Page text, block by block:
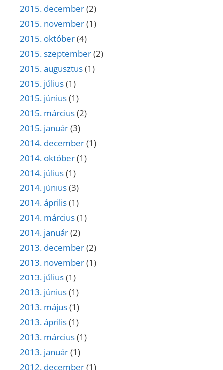
2015. december(2)
2015. november(1)
2015. október(4)
2015. szeptember(2)
2015. augusztus(1)
2015. július(1)
2015. június(1)
2015. március(2)
2015. január(3)
2014. december(1)
2014. október(1)
2014. július(1)
2014. június(3)
2014. április(1)
2014. március(1)
2014. január(2)
2013. december(2)
2013. november(1)
2013. július(1)
2013. június(1)
2013. május(1)
2013. április(1)
2013. március(1)
2013. január(1)
2012. december(1)